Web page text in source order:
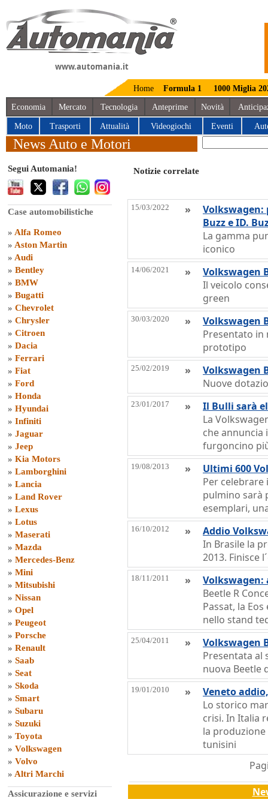
www.automania.it
Home Formula 1 1000 Miglia
Economia Mercato Tecnologia Anteprime Novità
Moto Trasporti Attualità Videogiochi Eventi
News Auto e Motori
Segui Automania!
Case automobilistiche
» Alfa Romeo
» Aston Martin
» Audi
» Bentley
» BMW
» Bugatti
» Chevrolet
» Chrysler
» Citroen
» Dacia
» Ferrari
» Fiat
» Ford
» Honda
» Hyundai
» Infiniti
» Jaguar
» Jeep
» Kia Motors
» Lamborghini
» Lancia
» Land Rover
» Lexus
» Lotus
» Maserati
» Mazda
» Mercedes-Benz
» Mini
» Mitsubishi
» Nissan
» Opel
» Peugeot
» Porsche
» Renault
» Saab
» Seat
» Skoda
» Smart
» Subaru
» Suzuki
» Toyota
» Volkswagen
» Volvo
» Altri Marchi
Assicurazione e servizi
Notizie correlate
15/03/2022 »
Volkswagen:
Buzz e ID.
La gamma
iconico
14/06/2021 »
Volkswagen
Il veicolo
green
30/03/2020 »
Volkswagen
Presentato in
prototipo
25/02/2019 »
Volkswagen
Nuove
23/01/2017 »
Il Bulli sarà
La
che annuncia
furgoncino
19/08/2013 »
Ultimi 600
Per
pulmino sarà
esemplari,
16/10/2012 »
Addio
In Brasile la
2013. Finisce
18/11/2011 »
Volkswagen:
Beetle R
Passat, la
nello stand
25/04/2011 »
Volkswagen
Presentata al
nuova Beetle
19/01/2010 »
Veneto
Lo storico
crisi. In Italia
la
tunisini